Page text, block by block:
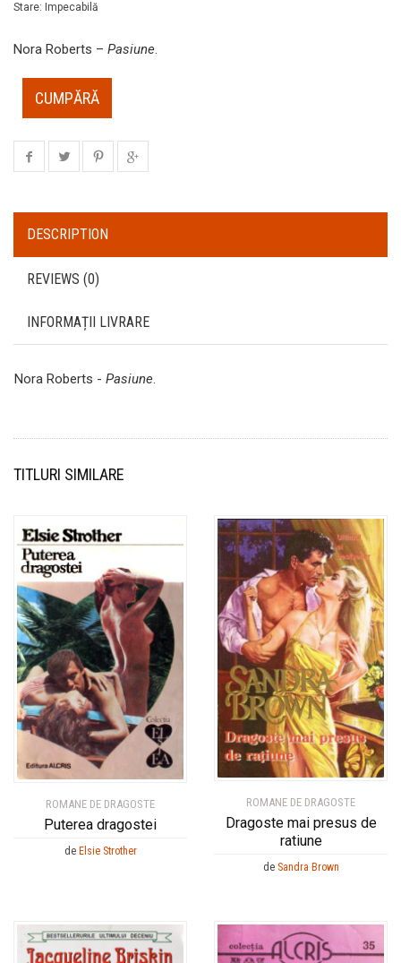
Stare: Impecabilă
Nora Roberts – Pasiune.
CUMPĂRĂ
DESCRIPTION
REVIEWS (0)
INFORMAȚII LIVRARE
Nora Roberts - Pasiune.
TITLURI SIMILARE
ROMANE DE DRAGOSTE
Puterea dragostei
de Elsie Strother
ROMANE DE DRAGOSTE
Dragoste mai presus de
ratiune
de Sandra Brown